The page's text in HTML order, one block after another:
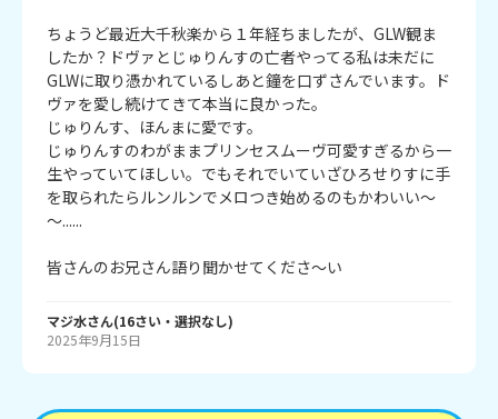
ちょうど最近大千秋楽から１年経ちましたが、GLW観ま
したか？ドヴァとじゅりんすの亡者やってる私は未だに
GLWに取り憑かれているしあと鐘を口ずさんでいます。ド
ヴァを愛し続けてきて本当に良かった。
じゅりんす、ほんまに愛です。
じゅりんすのわがままプリンセスムーヴ可愛すぎるから一
生やっていてほしい。でもそれでいていざひろせりすに手
を取られたらルンルンでメロつき始めるのもかわいい～
～......
皆さんのお兄さん語り聞かせてくださ～い
マジ水さん(16さい・ 選択なし)
2025年9月15日